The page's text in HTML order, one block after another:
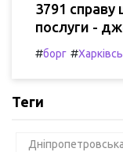
3791 справу
послуги -
#борг #
Теги